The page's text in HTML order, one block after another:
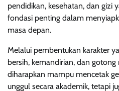
pendidikan, kesehatan, dan gizi
fondasi penting dalam
masa depan.
Melalui pembentukan karakter
bersih, kemandirian, dan
diharapkan mampu mencetak
unggul secara akademik, tetapi